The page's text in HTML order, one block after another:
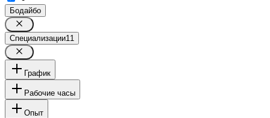
Бодайбо
Специализации11
График
Рабочие часы
Опыт